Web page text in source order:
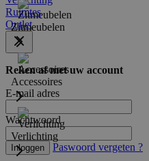
Zitmeubelen
Accessoires
Verlichting
Ruimtes
Outlet
Reken af met uw account
E-mail adres
Wachtwoord
Inloggen Paswoord vergeten ?